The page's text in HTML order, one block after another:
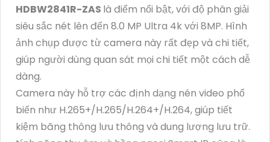
HDBW2841R-ZAS là điểm nổi bật, với độ phân giải
siêu sắc nét lên đến 8.0 MP Ultra 4k với 8MP. Hình
ảnh chụp được từ camera này rất đẹp và chi tiết,
giúp người dùng quan sát mọi chi tiết một cách dễ
dàng.
Camera này hỗ trợ các định dạng nén video phổ
biến như H.265+/H.265/H.264+/H.264, giúp tiết
kiệm băng thông lưu thông và dung lượng lưu trữ.